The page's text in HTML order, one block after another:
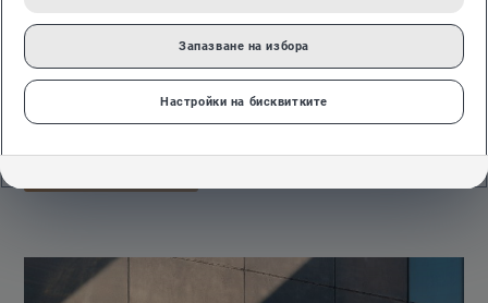
ВЪЗГЛАВНИЦИ TAKATA“
Глобалната сервизна акция, свързана с въздушни
възглавници Takata, засяга и определени модели на
Volkswagen.
Запазване на избора
Настройки на бисквитките